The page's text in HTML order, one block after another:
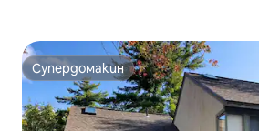
Супердомакин
Супердомакин